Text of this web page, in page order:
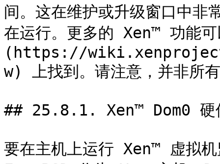
间。这在维护或升级窗口中非
在运行。更多的 Xen™ 功
(https://
w) 上找到。请注意，并非所
## 25.8.1. Xen™ Dom0 硬
要在主机上运行 Xen™ 虚拟机